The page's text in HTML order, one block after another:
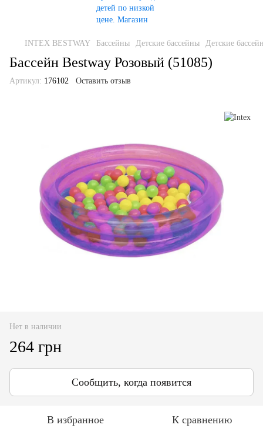
INTEX BESTWAY Бассейны Детские бассейны Детские
Бассейн Bestway Розовый (51085)
Артикул: 176102 Оставить отзыв
Нет в наличии
264 грн
Сообщить, когда появится
В избранное К сравнению